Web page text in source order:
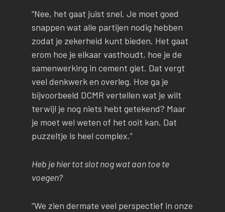
“Nee, het gaat juist snel. Je moet goed
snappen wat alle partijen nodig hebben
zodat je zekerheid kunt bieden. Het gaat
erom hoe je elkaar vasthoudt, hoe je de
samenwerking in cement giet. Dat vergt
veel denkwerk en overleg. Hoe ga je
bijvoorbeeld DCMR vertellen wat je wilt
terwijl je nog niets hebt getekend? Maar
je moet wel weten of het ooit kan. Dat
puzzeltje is heel complex.”
Heb je hier tot slot nog wat aan toe te
voegen?
“We zien dermate veel perspectief in onze